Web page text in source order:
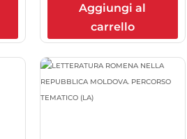
Aggiungi al
carrello